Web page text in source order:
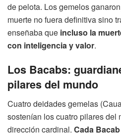
de pelota. Los gemelos
muerte no fuera definitiva sino
enseñaba que incluso la
con inteligencia y valor.
Los Bacabs:
pilares del mundo
Cuatro deidades gemelas
sostenían los cuatro pilares del
dirección cardinal. Cada